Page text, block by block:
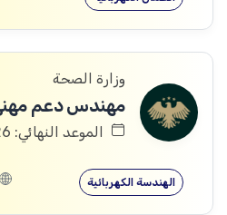
وزارة الصحة
مهندس دعم
الموعد النهائي: 27/07/2026
الهندسة الكهربائية